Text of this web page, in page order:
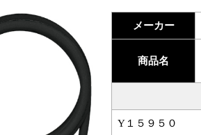
メーカー
商品名
Y１５９５０